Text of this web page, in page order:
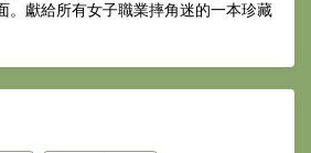
。獻給所有女子職業摔角迷的一本珍藏